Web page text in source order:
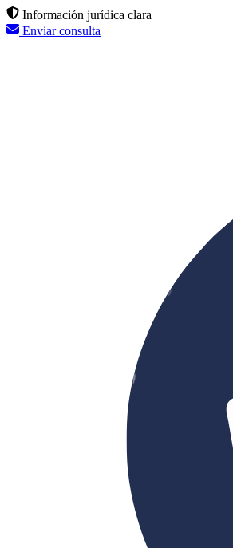
Información jurídica clara
Enviar consulta